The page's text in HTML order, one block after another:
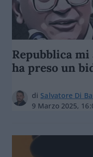
Repubblica
ha preso un
di Salvatore Di
9 Marzo 2025,